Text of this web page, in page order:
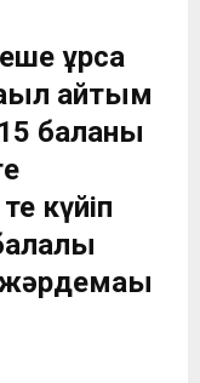
құрсақ
айтқым
15 баланы
күйіп